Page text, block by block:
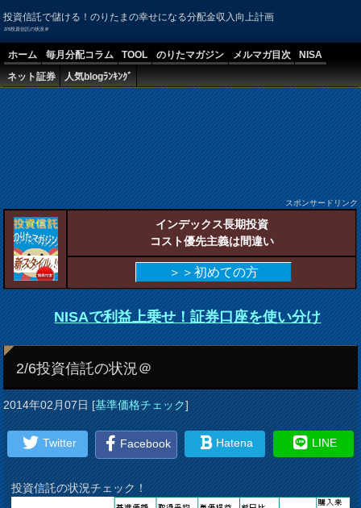
投資信託で儲ける！のりたまの幸せになる分配金収入向上計画
2/6投資信託の状況＠
ホーム 毎月分配コラム TOOL のりたマガジン メルマガ目次
NISA
ネット証券
人気blogﾗﾝｷﾝｸﾞ
スポンサードリンク
インデックス長期投資
コスト優先主義は間違い
＞＞初めての方
NISAで利益上乗せ！証券口座を使い分け
2/6投資信託の状況＠
2014年02月07日[基準価格チェック]
Twitter Facebook Hatena LINE
投資信託の状況チェック！